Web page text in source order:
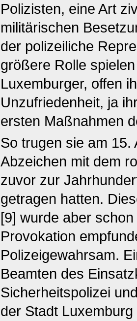
Polizisten, eine Art
militärischen
der polizeiliche
größere Rolle
Luxemburger, offen
Unzufriedenheit, ja
ersten Maßnahmen
So trugen sie am
Abzeichen mit dem
zuvor zur
getragen hatten.
[9] wurde aber
Provokation
Polizeigewahrsam.
Beamten des
Sicherheitspolizei
der Stadt